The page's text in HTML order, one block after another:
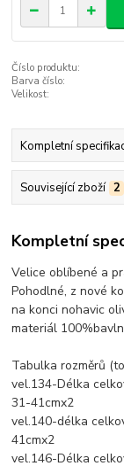
Číslo produktu:
Barva číslo:
Velikost:
Kompletní
Související zboží 2
Kompletní
Velice oblíbené a
Pohodlné, z nové
na konci nohavic
materiál
Tabulka rozměrů
vel.134-Délka
31-41cmx2
vel.140-délka
41cmx2
vel.146-Délka